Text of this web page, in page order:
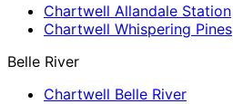
Chartwell Allandale Station
Chartwell Whispering Pines
Belle River
Chartwell Belle River